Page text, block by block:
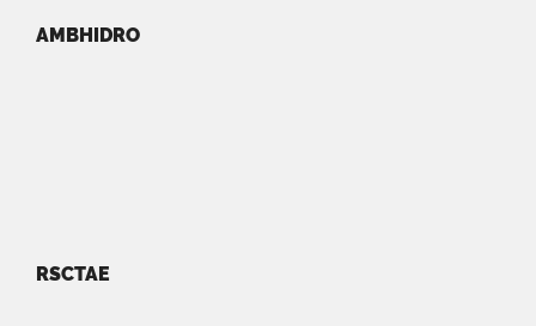
AMBHIDRO
RSCTAE